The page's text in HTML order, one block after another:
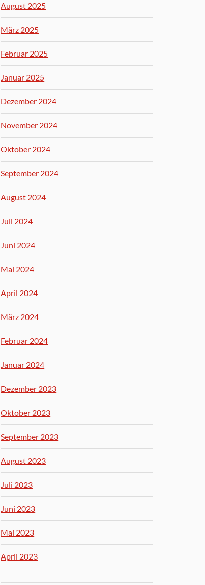
August 2025
März 2025
Februar 2025
Januar 2025
Dezember 2024
November 2024
Oktober 2024
September 2024
August 2024
Juli 2024
Juni 2024
Mai 2024
April 2024
März 2024
Februar 2024
Januar 2024
Dezember 2023
Oktober 2023
September 2023
August 2023
Juli 2023
Juni 2023
Mai 2023
April 2023